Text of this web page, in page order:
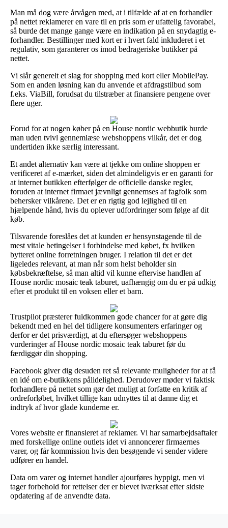
Man må dog være årvågen med, at i tilfælde af at en forhandler
på nettet reklamerer en vare til en pris som er ufattelig favorabel,
så burde det mange gange være en indikation på en snydagtig e-
forhandler. Bestillinger med kort er i hvert fald inkluderet i et
regulativ, som garanterer os imod bedrageriske butikker på
nettet.
Vi slår generelt et slag for shopping med kort eller MobilePay.
Som en anden løsning kan du anvende et afdragstilbud som
f.eks. ViaBill, forudsat du tilstræber at finansiere pengene over
flere uger.
Forud for at nogen køber på en House nordic webbutik burde
man uden tvivl gennemlæse webshoppens vilkår, det er dog
undertiden ikke særlig interessant.
Et andet alternativ kan være at tjekke om online shoppen er
verificeret af e-mærket, siden det almindeligvis er en garanti for
at internet butikken efterfølger de officielle danske regler,
foruden at internet firmaet jævnligt gennemses af fagfolk som
behersker vilkårene. Det er en rigtig god lejlighed til en
hjælpende hånd, hvis du oplever udfordringer som følge af dit
køb.
Tilsvarende foreslåes det at kunden er hensynstagende til de
mest vitale betingelser i forbindelse med købet, fx hvilken
bytteret online forretningen bruger. I relation til det er det
ligeledes relevant, at man når som helst beholder sin
købsbekræftelse, så man altid vil kunne eftervise handlen af
House nordic mosaic teak taburet, uafhængig om du er på udkig
efter et produkt til en voksen eller et barn.
Trustpilot præsterer fuldkommen gode chancer for at gøre dig
bekendt med en hel del tidligere konsumenters erfaringer og
derfor er det prisværdigt, at du eftersøger webshoppens
vurderinger af House nordic mosaic teak taburet før du
færdiggør din shopping.
Facebook giver dig desuden ret så relevante muligheder for at få
en idé om e-butikkens pålidelighed. Derudover møder vi faktisk
forhandlere på nettet som gør det muligt at forfatte en kritik af
ordreforløbet, hvilket tillige kan udnyttes til at danne dig et
indtryk af hvor glade kunderne er.
Vores website er finansieret af reklamer. Vi har samarbejdsaftaler
med forskellige online outlets idet vi annoncerer firmaernes
varer, og får kommission hvis den besøgende vi sender videre
udfører en handel.
Data om varer og internet handler ajourføres hyppigt, men vi
tager forbehold for rettelser der er blevet iværksat efter sidste
opdatering af de anvendte data.